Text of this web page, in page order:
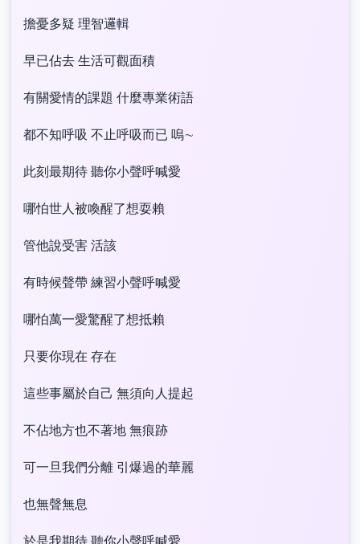
擔憂多疑 理智邏輯
早已佔去 生活可觀面積
有關愛情的課題 什麼專業術語
都不知呼吸 不止呼吸而已 嗚∼
此刻最期待 聽你小聲呼喊愛
哪怕世人被喚醒了想耍賴
管他說受害 活該
有時候聲帶 練習小聲呼喊愛
哪怕萬一愛驚醒了想抵賴
只要你現在 存在
這些事屬於自己 無須向人提起
不佔地方也不著地 無痕跡
可一旦我們分離 引爆過的華麗
也無聲無息
於是我期待 聽你小聲呼喊愛